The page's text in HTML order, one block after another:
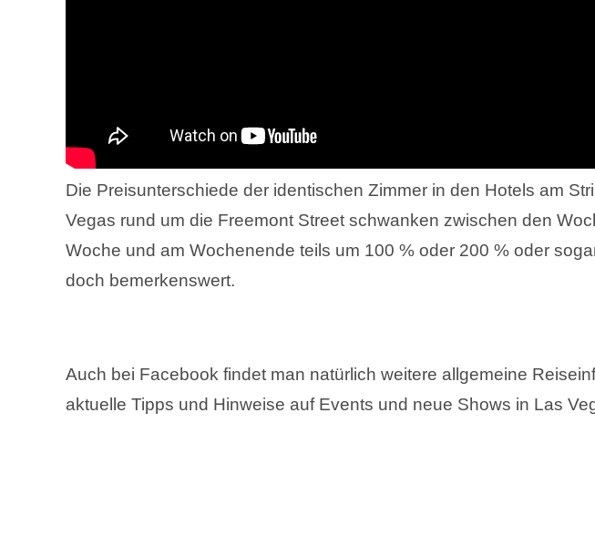
Die Preisunterschiede der identischen Zimmer in den Hotels am
Vegas rund um die Freemont Street schwanken zwischen den
Woche und am Wochenende teils um 100 % oder 200 % oder
doch bemerkenswert.
Auch bei Facebook findet man natürlich weitere allgemeine
aktuelle Tipps und Hinweise auf Events und neue Shows in Las